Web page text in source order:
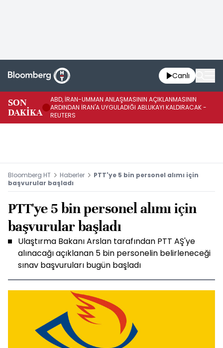
Canlı
SON
DAKİKA
ABD, İRAN-UMMAN ANLAŞMASININ AÇIKLANMASININ
ARDINDAN İRAN'A UYGULADIĞI ABLUKAYI KALDIRACAK -
REUTERS
Bloomberg HT Haberler
PTT'ye 5 bin personel alımı için
başvurular başladı
PTT'ye 5 bin personel alımı için
başvurular başladı
Ulaştırma Bakanı Arslan tarafından PTT AŞ'ye
alınacağı açıklanan 5 bin personelin belirleneceği
sınav başvuruları bugün başladı